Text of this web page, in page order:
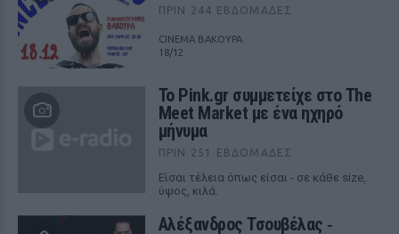
ΠΡΙΝ 244 ΕΒΔΟΜΆΔΕΣ
CINEMA ΒΑΚΟΥΡΑ
18/12
Το Pink.gr συμμετείχε στο The
Meet Market με ένα ηχηρό
μήνυμα
ΠΡΙΝ 251 ΕΒΔΟΜΆΔΕΣ
Είσαι τέλεια όπως είσαι - σε κάθε size,
ύψος, κιλά.
Αλέξανδρος Τσουβέλας ‑